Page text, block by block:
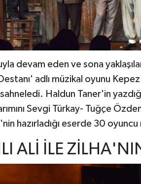
devam eden ve sona
adlı müzikal oyunu
Haldun Taner'in
Sevgi Türkay- Tuğçe
hazırladığı eserde 30 oyuncu
ALİ İLE